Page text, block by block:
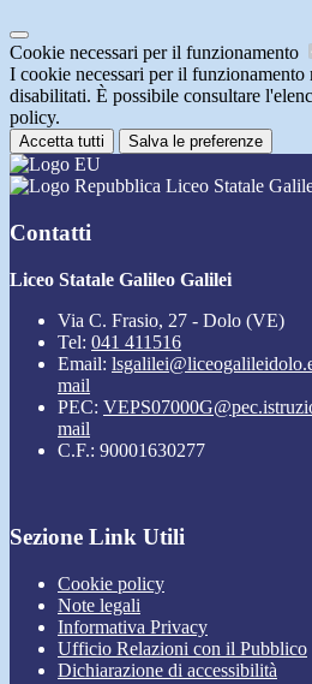
Cookie necessari per il funzionamento
I cookie necessari per il funzionamento
disabilitati. È possibile consultare
policy.
Accetta tutti Salva le preferenze
Liceo Statale
Contatti
Liceo Statale Galileo Galilei
Via C. Frasio, 27 - Dolo (VE)
Tel: 041 411516
Email:
mail
PEC:
mail
C.F.: 90001630277
Sezione Link Utili
Cookie policy
Note legali
Informativa Privacy
Ufficio Relazioni con il Pubblico
Dichiarazione di accessibilità